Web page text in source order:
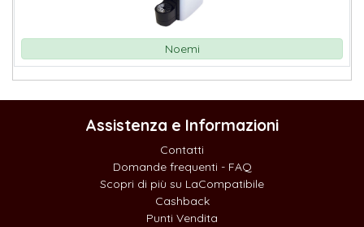
Noemi
Assistenza e Informazioni
Contatti
Domande frequenti - FAQ
Scopri di più su LaCompatibile
Cashback
Punti Vendita